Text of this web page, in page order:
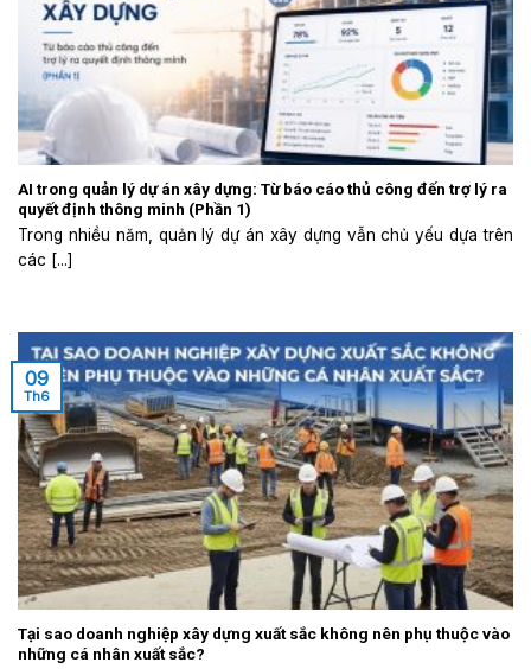
AI trong quản lý dự án xây dựng: Từ báo cáo thủ công đến trợ lý ra
quyết định thông minh (Phần 1)
Trong nhiều năm, quản lý dự án xây dựng vẫn chủ yếu dựa trên
các [...]
Tại sao doanh nghiệp xây dựng xuất sắc không nên phụ thuộc vào
những cá nhân xuất sắc?
09
Th6